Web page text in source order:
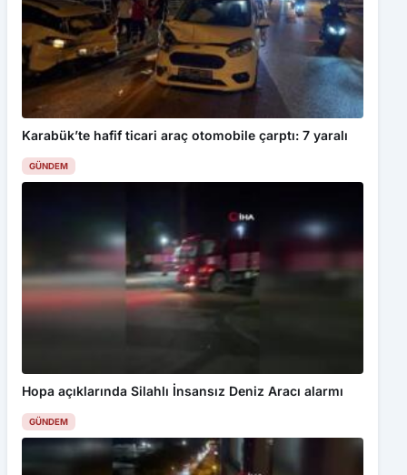
Karabük’te hafif ticari araç otomobile çarptı: 7 yaralı
GÜNDEM
Hopa açıklarında Silahlı İnsansız Deniz Aracı alarmı
GÜNDEM